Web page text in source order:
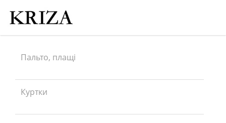
Пальто, плащі
Куртки